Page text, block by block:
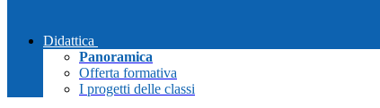
Didattica
Panoramica
Offerta formativa
I progetti delle classi